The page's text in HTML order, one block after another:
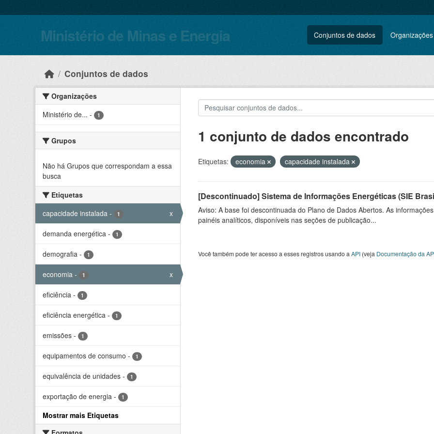
Ministério de Minas e Energia Conjuntos de dados Organizações
Conjuntos de dados
Organizações
Ministério de... - 1
Grupos
Não há Grupos que correspondam a essa
busca
Etiquetas
capacidade instalada - 1 x
demanda energética - 1
demografia - 1
economia - 1 x
eficiência - 1
eficiência energética - 1
emissões - 1
equipamentos de consumo - 1
equivalência de unidades - 1
exportação de energia - 1
Mostrar mais Etiquetas
1 conjunto de dados encontrado
Etiquetas: economia capacidade instalada
[Descontinuado] Sistema de Informações Energéticas (SIE
Aviso: A base foi descontinuada do Plano de Dados Abertos. As
painéis analíticos, disponíveis nas seções de publicação...
Você também pode ter acesso a esses registros usando a API(veja Documentação da